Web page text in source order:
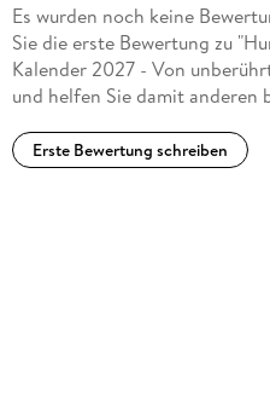
Es wurden noch keine
Sie die erste Bewertung zu
Kalender 2027 - Von
und helfen Sie damit anderen
Erste Bewertung schreiben